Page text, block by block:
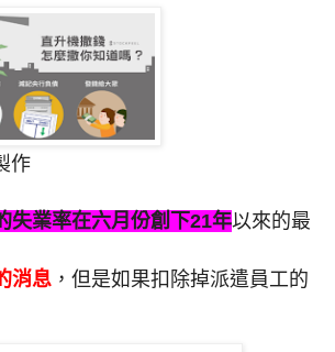
作
失業率在六月份創下21年以來的最
消息 ， 但是如果扣除掉派遣員工的